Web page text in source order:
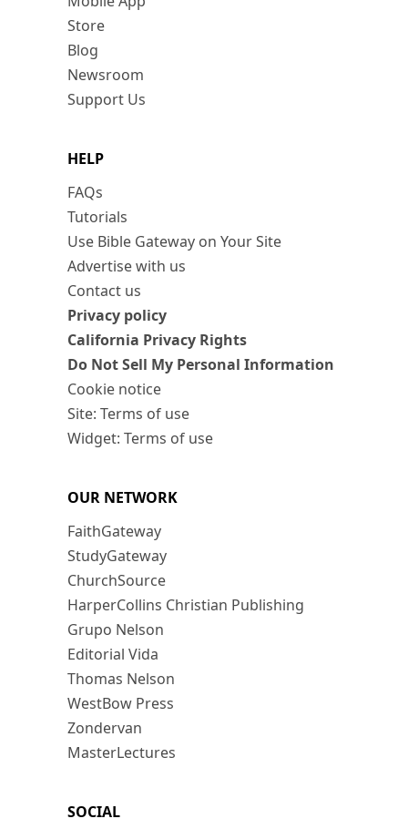
Store
Blog
Newsroom
Support Us
HELP
FAQs
Tutorials
Use Bible Gateway on Your Site
Advertise with us
Contact us
Privacy policy
California Privacy Rights
Do Not Sell My Personal Information
Cookie notice
Site: Terms of use
Widget: Terms of use
OUR NETWORK
FaithGateway
StudyGateway
ChurchSource
HarperCollins Christian Publishing
Grupo Nelson
Editorial Vida
Thomas Nelson
WestBow Press
Zondervan
MasterLectures
SOCIAL